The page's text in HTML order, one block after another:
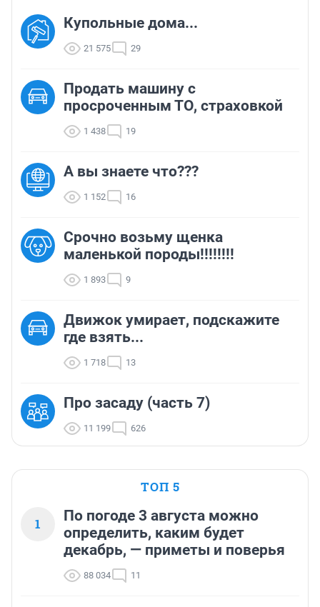
Купольные дома...
21 575 29
Продать машину с
просроченным ТО, страховкой
1 438 19
А вы знаете что???
1 152 16
Срочно возьму щенка
маленькой породы!!!!!!!!
1 893 9
Движок умирает, подскажите
где взять...
1 718 13
Про засаду (часть 7)
11 199 626
ТОП 5
1
По погоде 3 августа можно
определить, каким будет
декабрь, — приметы и поверья
88 034 11